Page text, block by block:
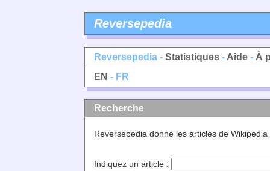
Reversepedia
Reversepedia - Statistiques - Aide - À
EN - FR
Recherche
Reversepedia donne les articles de Wikipedia
Indiquez un article :